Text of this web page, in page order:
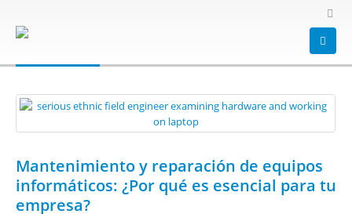
hardware
Mantenimiento y reparación de equipos
informáticos: ¿Por qué es esencial para tu
empresa?